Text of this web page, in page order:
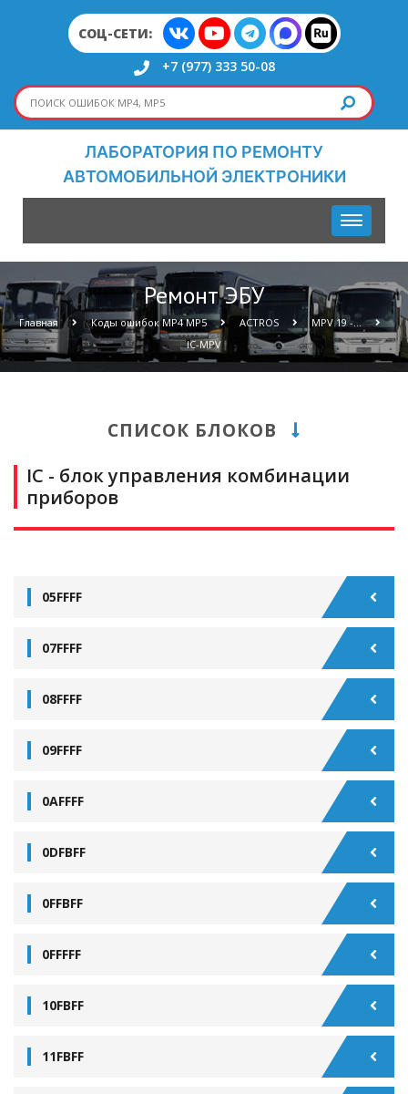
СОЦ-СЕТИ:
+7 (977) 333 50-08
ЛАБОРАТОРИЯ ПО РЕМОНТУ
АВТОМОБИЛЬНОЙ ЭЛЕКТРОНИКИ
Ремонт ЭБУ
Главная Коды ошибок МР4 МР5 ACTROS
MPV 19 -...
IC-MPV
СПИСОК БЛОКОВ
IC - блок управления комбинации
приборов
05FFFF
07FFFF
08FFFF
09FFFF
0AFFFF
0DFBFF
0FFBFF
0FFFFF
10FBFF
11FBFF